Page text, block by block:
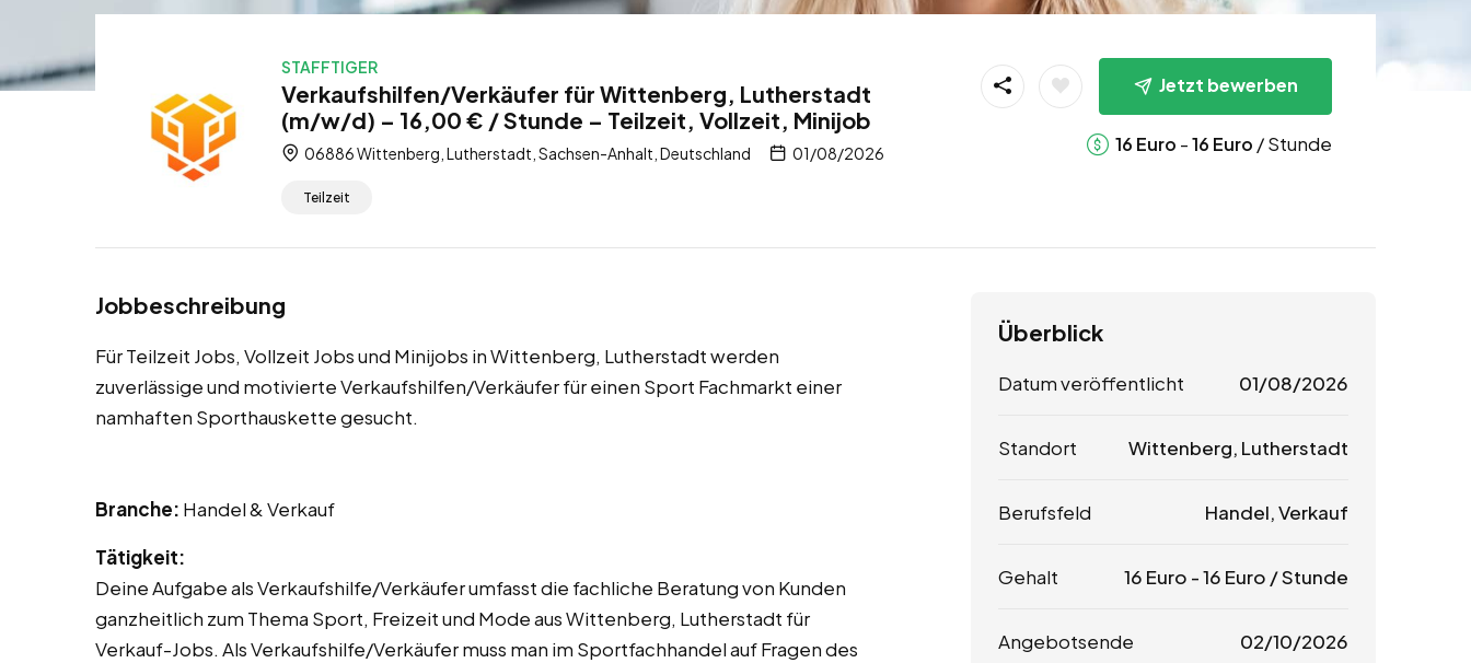
STAFFTIGER
Verkaufshilfen/Verkäufer für Wittenberg, Lutherstadt
(m/w/d) – 16,00 € / Stunde – Teilzeit, Vollzeit, Minijob
06886 Wittenberg, Lutherstadt, Sachsen-Anhalt, Deutschland 01/08/2026
Teilzeit
Jetzt bewerben
16 Euro -16 Euro / Stunde
Jobbeschreibung
Für Teilzeit Jobs, Vollzeit Jobs und Minijobs in Wittenberg, Lutherstadt werden
zuverlässige und motivierte Verkaufshilfen/Verkäufer für einen Sport Fachmarkt einer
namhaften Sporthauskette gesucht.
Branche: Handel & Verkauf
Tätigkeit:
Deine Aufgabe als Verkaufshilfe/Verkäufer umfasst die fachliche Beratung von Kunden
ganzheitlich zum Thema Sport, Freizeit und Mode aus Wittenberg, Lutherstadt für
Verkauf-Jobs. Als Verkaufshilfe/Verkäufer muss man im Sportfachhandel auf Fragen des
Überblick
Datum veröffentlicht 01/08/2026
Standort Wittenberg, Lutherstadt
Berufsfeld Handel, Verkauf
Gehalt 16 Euro -16 Euro / Stunde
Angebotsende 02/10/2026